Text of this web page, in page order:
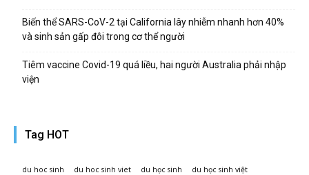
Biến thể SARS-CoV-2 tại California lây nhiễm nhanh hơn 40%
và sinh sản gấp đôi trong cơ thể người
Tiêm vaccine Covid-19 quá liều, hai người Australia phải nhập
viện
Tag HOT
du hoc sinh du hoc sinh viet du học sinh du học sinh việt